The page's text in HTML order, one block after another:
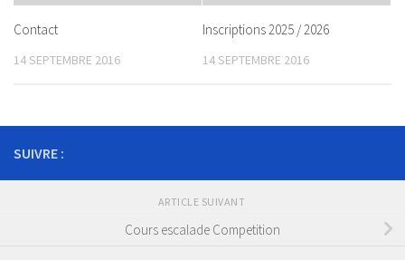
Contact
14 SEPTEMBRE 2016
Inscriptions 2025 / 2026
14 SEPTEMBRE 2016
SUIVRE :
ARTICLE SUIVANT
Cours escalade Competition